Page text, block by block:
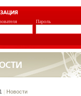
Пароль
| Новости